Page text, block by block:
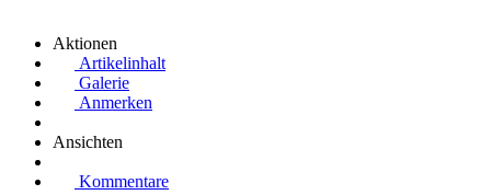
Aktionen
Artikelinhalt
Galerie
Anmerken
Ansichten
Kommentare